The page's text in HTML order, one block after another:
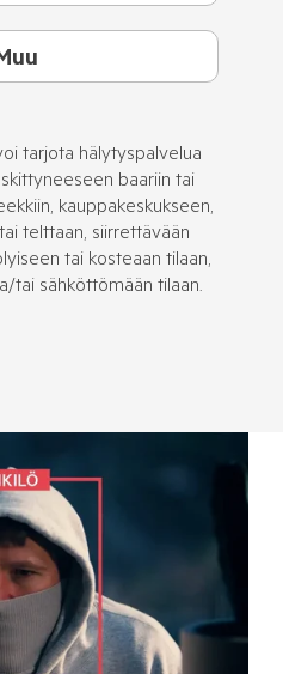
tarjota hälytyspalvelua
baariin tai
kauppakeskukseen,
telttaan, siirrettävään
tai kosteaan tilaan,
tai sähköttömään tilaan.